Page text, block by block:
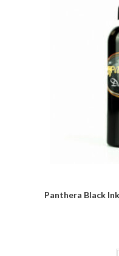
Panthera Black